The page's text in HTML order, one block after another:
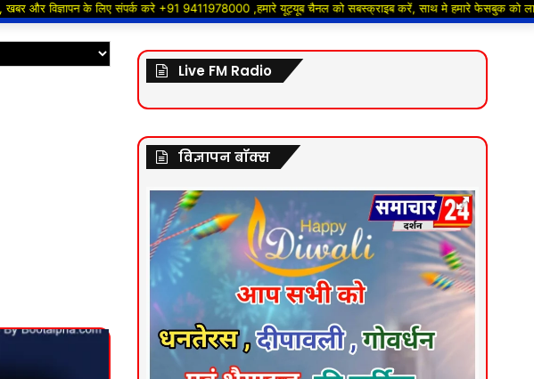
In
के लिए संपर्क करे +91 9411978000 ,हमारे यूट्यूब चैनल को सबस्क्राइब करें, साथ मे हमारे फेसबुक को लाइक जरूर करें ,
Live FM Radio
विज्ञापन बॉक्स